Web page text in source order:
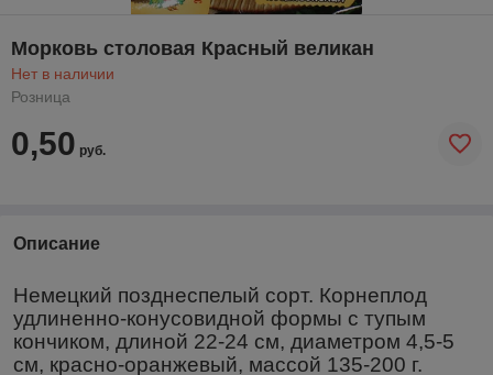
Морковь столовая Красный великан
Нет в наличии
Розница
0,50 руб.
Описание
Немецкий позднеспелый сорт. Корнеплод
удлиненно-конусовидной формы с тупым
кончиком, длиной 22-24 см, диаметром 4,5-5
см, красно-оранжевый, массой 135-200 г.